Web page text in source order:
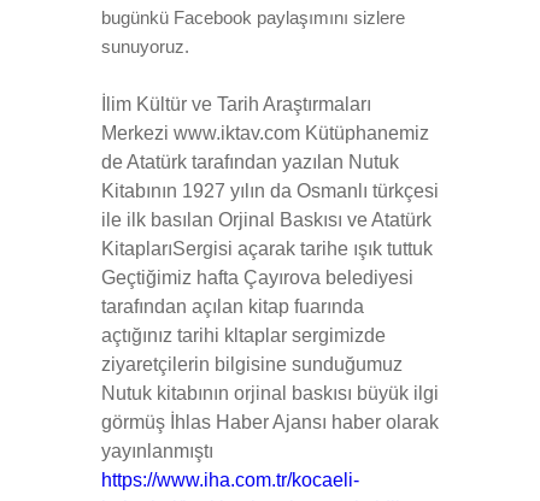
bugünkü Facebook paylaşımını sizlere
sunuyoruz.
İlim Kültür ve Tarih Araştırmaları
Merkezi www.iktav.com Kütüphanemiz
de Atatürk tarafından yazılan Nutuk
Kitabının 1927 yılın da Osmanlı türkçesi
ile ilk basılan Orjinal Baskısı ve Atatürk
KitaplarıSergisi açarak tarihe ışık tuttuk
Geçtiğimiz hafta Çayırova belediyesi
tarafından açılan kitap fuarında
açtığınız tarihi kltaplar sergimizde
ziyaretçilerin bilgisine sunduğumuz
Nutuk kitabının orjinal baskısı büyük ilgi
görmüş İhlas Haber Ajansı haber olarak
yayınlanmıştı
https://www.iha.com.tr/kocaeli-